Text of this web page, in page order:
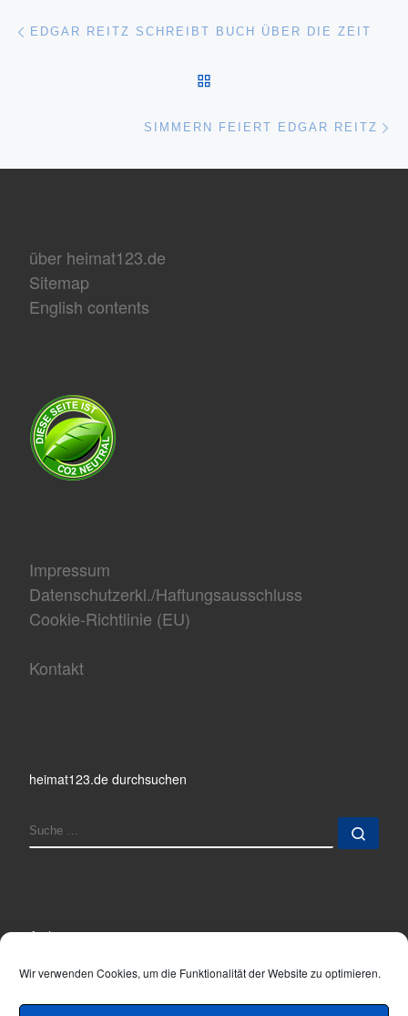
Wir verwenden Cookies, um die Funktionalität der Website zu optimieren.
EDGAR REITZ SCHREIBT BUCH ÜBER DIE ZEIT
SIMMERN FEIERT EDGAR REITZ
über heimat123.de
Sitemap
English contents
Impressum
Datenschutzerkl./Haftungsausschluss
Cookie-Richtlinie (EU)
Kontakt
heimat123.de durchsuchen
SUCHE
Archiv